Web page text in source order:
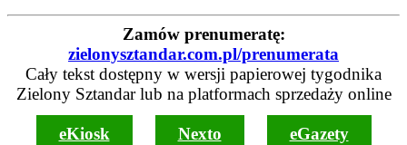
Zamów prenumeratę:
zielonysztandar.com.pl/prenumerata
Cały tekst dostępny w wersji papierowej tygodnika
Zielony Sztandar lub na platformach sprzedaży online
eKiosk Nexto eGazety